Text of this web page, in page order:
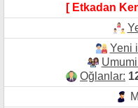
[ Etkadan
Yeni
Oğlanlar: